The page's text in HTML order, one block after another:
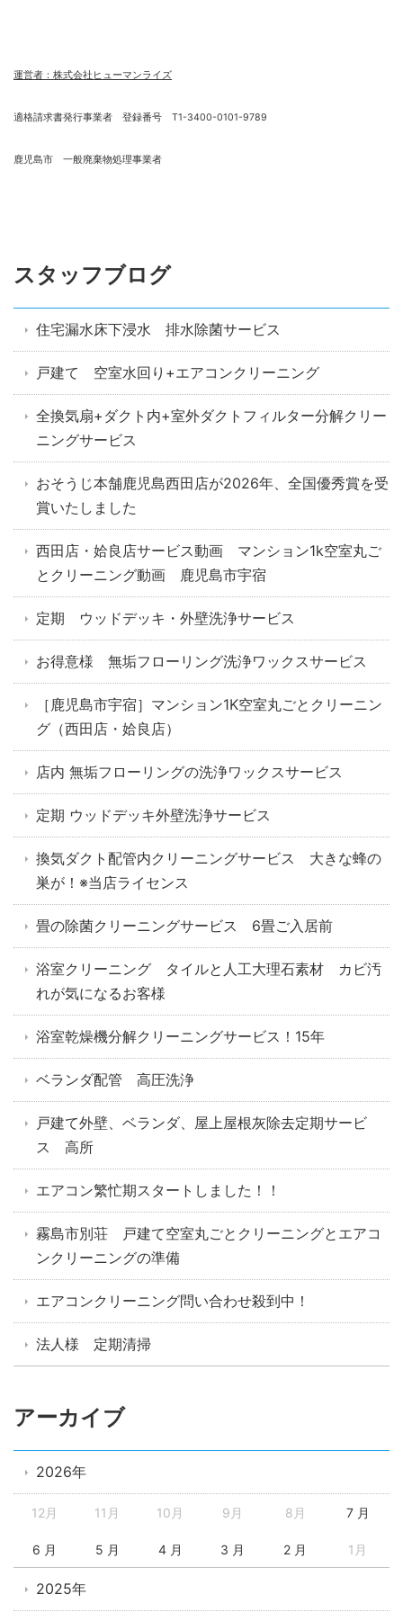
運営者：株式会社ヒューマンライズ
適格請求書発行事業者 登録番号 T1-3400-0101-9789
鹿児島市 一般廃棄物処理事業者
スタッフブログ
住宅漏水床下浸水 排水除菌サービス
戸建て 空室水回り+エアコンクリーニング
全換気扇+ダクト内+室外ダクトフィルター分解クリー
ニングサービス
おそうじ本舗鹿児島西田店が2026年、全国優秀賞を受
賞いたしました
西田店・姶良店サービス動画 マンション1k空室丸ご
とクリーニング動画 鹿児島市宇宿
定期 ウッドデッキ・外壁洗浄サービス
お得意様 無垢フローリング洗浄ワックスサービス
［鹿児島市宇宿］マンション1K空室丸ごとクリーニン
グ（西田店・姶良店）
店内 無垢フローリングの洗浄ワックスサービス
定期 ウッドデッキ外壁洗浄サービス
換気ダクト配管内クリーニングサービス 大きな蜂の
巣が！※当店ライセンス
畳の除菌クリーニングサービス 6畳ご入居前
浴室クリーニング タイルと人工大理石素材 カビ汚
れが気になるお客様
浴室乾燥機分解クリーニングサービス！15年
ベランダ配管 高圧洗浄
戸建て外壁、ベランダ、屋上屋根灰除去定期サービ
ス 高所
エアコン繁忙期スタートしました！！
霧島市別荘 戸建て空室丸ごとクリーニングとエアコ
ンクリーニングの準備
エアコンクリーニング問い合わせ殺到中！
法人様 定期清掃
アーカイブ
2026年
12月 11月 10月 9月 8月 7 月
6 月 5 月 4 月 3 月 2 月 1月
2025年